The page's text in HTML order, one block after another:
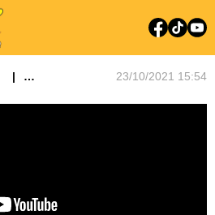
23/10/2021 15:54